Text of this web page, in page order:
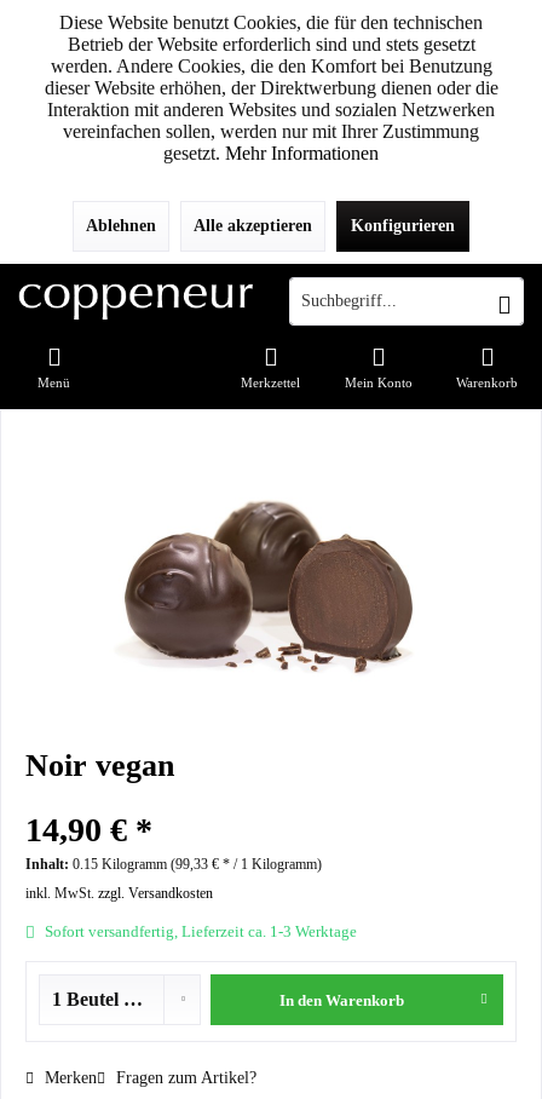
Diese Website benutzt Cookies, die für den technischen
Betrieb der Website erforderlich sind und stets gesetzt
werden. Andere Cookies, die den Komfort bei Benutzung
dieser Website erhöhen, der Direktwerbung dienen oder die
Interaktion mit anderen Websites und sozialen Netzwerken
vereinfachen sollen, werden nur mit Ihrer Zustimmung
gesetzt. Mehr Informationen
Ablehnen Alle akzeptieren Konfigurieren
Menü Warenkorb
Merkzettel Mein Konto
Noir vegan
14,90 € *
Inhalt: 0.15 Kilogramm (99,33 € * / 1 Kilogramm)
inkl. MwSt. zzgl. Versandkosten
Sofort versandfertig, Lieferzeit ca. 1-3 Werktage
In den Warenkorb
Merken Fragen zum Artikel?